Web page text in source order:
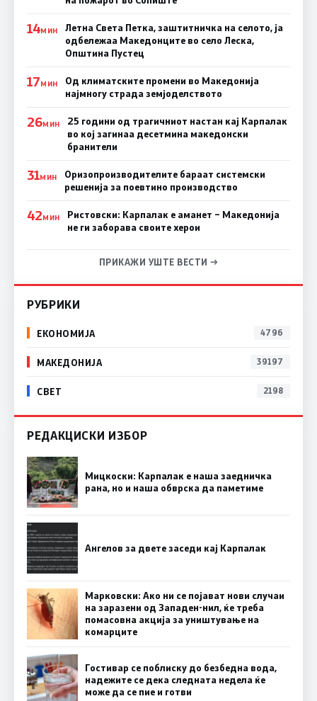
14МИН
Летна Света Петка, заштитничка на селото, ја
одбележаа Македонците во село Леска,
Општина Пустец
17МИН
Од климатските промени во Македонија
најмногу страда земјоделството
26МИН
25 години од трагичниот настан кај Карпалак
во кој загинаа десетмина македонски
бранители
31МИН
Оризопроизводителите бараат системски
решенија за поевтино производство
42МИН
Ристовски: Карпалак е аманет – Македонија
не ги заборава своите херои
ПРИКАЖИ УШТЕ ВЕСТИ →
РУБРИКИ
ЕКОНОМИЈА 4796
МАКЕДОНИЈА 39197
СВЕТ 2198
РЕДАКЦИСКИ ИЗБОР
Мицкоски: Карпалак е наша заедничка
рана, но и наша обврска да паметиме
Ангелов за двете заседи кај Карпалак
Марковски: Ако ни се појават нови случаи
на заразени од Западен-нил, ќе треба
помасовна акција за уништување на
комарците
Гостивар се поблиску до безбедна вода,
надежите се дека следната недела ќе
може да се пие и готви